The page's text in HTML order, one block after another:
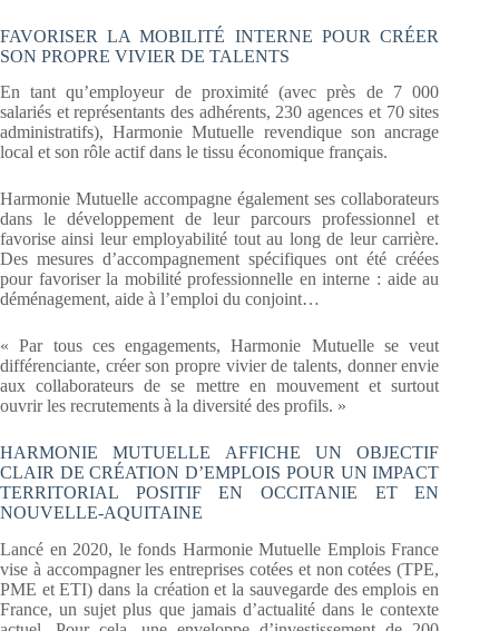
FAVORISER LA MOBILITÉ INTERNE POUR CRÉER
SON PROPRE VIVIER DE TALENTS
En tant qu’employeur de proximité (avec près de 7 000
salariés et représentants des adhérents, 230 agences et 70 sites
administratifs), Harmonie Mutuelle revendique son ancrage
local et son rôle actif dans le tissu économique français.
Harmonie Mutuelle accompagne également ses collaborateurs
dans le développement de leur parcours professionnel et
favorise ainsi leur employabilité tout au long de leur carrière.
Des mesures d’accompagnement spécifiques ont été créées
pour favoriser la mobilité professionnelle en interne : aide au
déménagement, aide à l’emploi du conjoint…
« Par tous ces engagements, Harmonie Mutuelle se veut
différenciante, créer son propre vivier de talents, donner envie
aux collaborateurs de se mettre en mouvement et surtout
ouvrir les recrutements à la diversité des profils. »
HARMONIE MUTUELLE AFFICHE UN OBJECTIF
CLAIR DE CRÉATION D’EMPLOIS POUR UN IMPACT
TERRITORIAL POSITIF EN OCCITANIE ET EN
NOUVELLE-AQUITAINE
Lancé en 2020, le fonds Harmonie Mutuelle Emplois France
vise à accompagner les entreprises cotées et non cotées (TPE,
PME et ETI) dans la création et la sauvegarde des emplois en
France, un sujet plus que jamais d’actualité dans le contexte